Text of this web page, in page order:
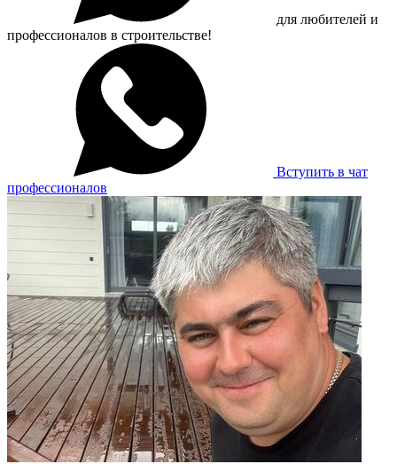
для любителей и
профессионалов в строительстве!
Вступить в чат
профессионалов